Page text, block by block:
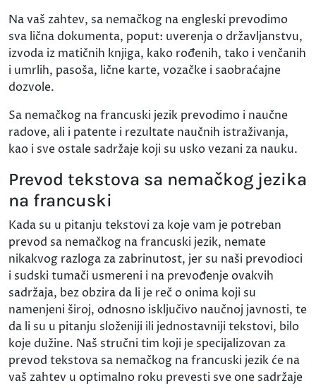
Na vaš zahtev, sa nemačkog na engleski prevodimo
sva lična dokumenta, poput: uverenja o državljanstvu,
izvoda iz matičnih knjiga, kako rođenih, tako i venčanih
i umrlih, pasoša, lične karte, vozačke i saobraćajne
dozvole.
Sa nemačkog na francuski jezik prevodimo i naučne
radove, ali i patente i rezultate naučnih istraživanja,
kao i sve ostale sadržaje koji su usko vezani za nauku.
Prevod tekstova sa nemačkog jezika
na francuski
Kada su u pitanju tekstovi za koje vam je potreban
prevod sa nemačkog na francuski jezik, nemate
nikakvog razloga za zabrinutost, jer su naši prevodioci
i sudski tumači usmereni i na prevođenje ovakvih
sadržaja, bez obzira da li je reč o onima koji su
namenjeni široj, odnosno isključivo naučnoj javnosti, te
da li su u pitanju složeniji ili jednostavniji tekstovi, bilo
koje dužine. Naš stručni tim koji je specijalizovan za
prevod tekstova sa nemačkog na francuski jezik će na
vaš zahtev u optimalno roku prevesti sve one sadržaje